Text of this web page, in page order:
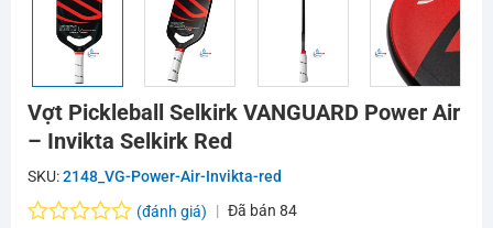
Vợt Pickleball Selkirk VANGUARD Power Air
– Invikta Selkirk Red
SKU:2148_VG-Power-Air-Invikta-red
(đánh giá) Đã bán 84